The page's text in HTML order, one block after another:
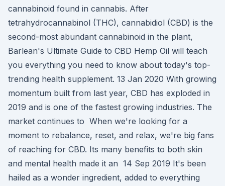
cannabinoid found in cannabis. After
tetrahydrocannabinol (THC), cannabidiol (CBD) is the
second-most abundant cannabinoid in the plant,
Barlean's Ultimate Guide to CBD Hemp Oil will teach
you everything you need to know about today's top-
trending health supplement. 13 Jan 2020 With growing
momentum built from last year, CBD has exploded in
2019 and is one of the fastest growing industries. The
market continues to When we're looking for a
moment to rebalance, reset, and relax, we're big fans
of reaching for CBD. Its many benefits to both skin
and mental health made it an 14 Sep 2019 It's been
hailed as a wonder ingredient, added to everything